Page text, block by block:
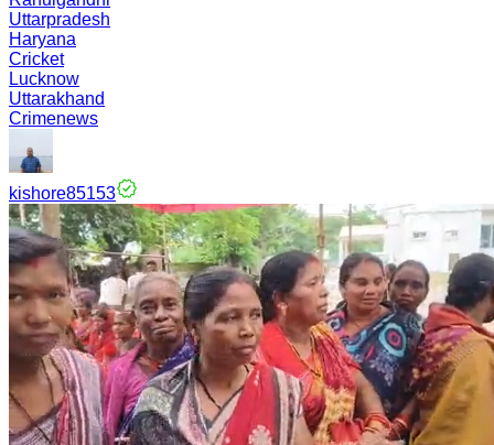
Uttarpradesh
Haryana
Cricket
Lucknow
Uttarakhand
Crimenews
kishore85153